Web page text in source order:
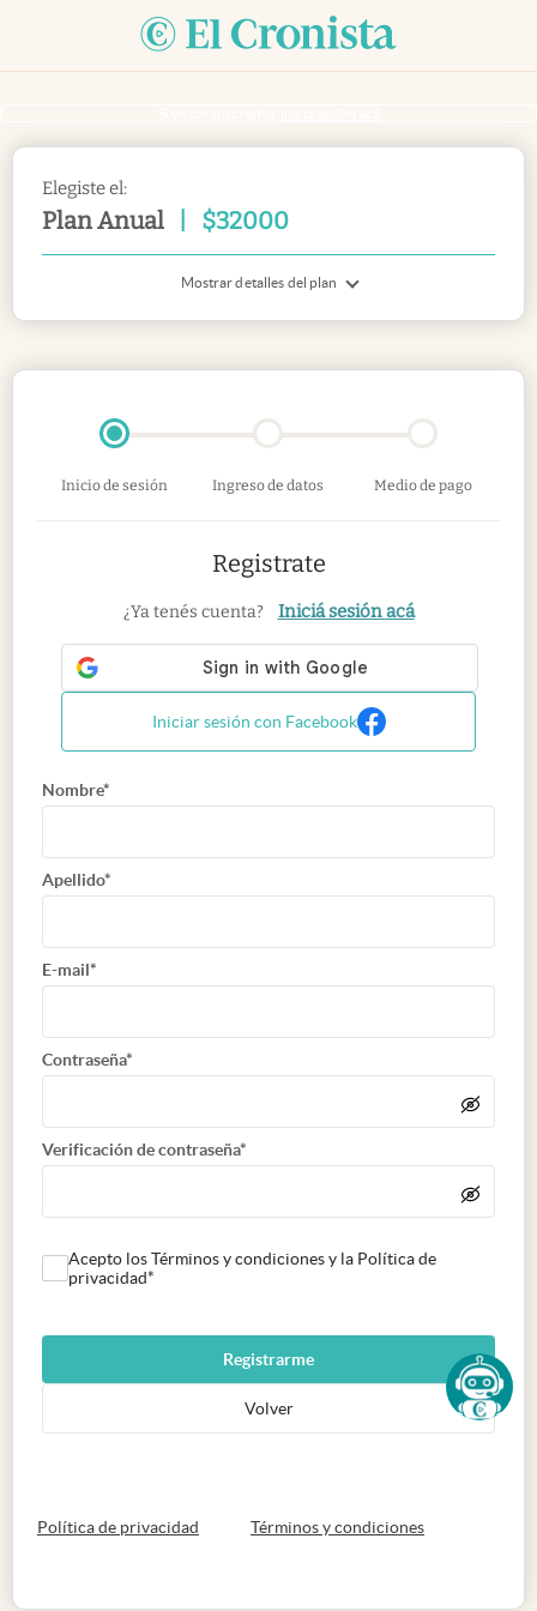
Elegiste el:
Plan Anual $32000
Mostrar detalles del plan
Inicio de sesión Ingreso de datos Medio de pago
Registrate
¿Ya tenés cuenta? Iniciá sesión acá
Iniciar sesión con Facebook
Nombre*
Apellido*
E-mail*
Contraseña*
Verificación de contraseña*
Acepto los Términos y condiciones y la Política de
privacidad*
Registrarme
Volver
Política de privacidad abre en nueva pestaña
Términos y condicionesabre en nueva